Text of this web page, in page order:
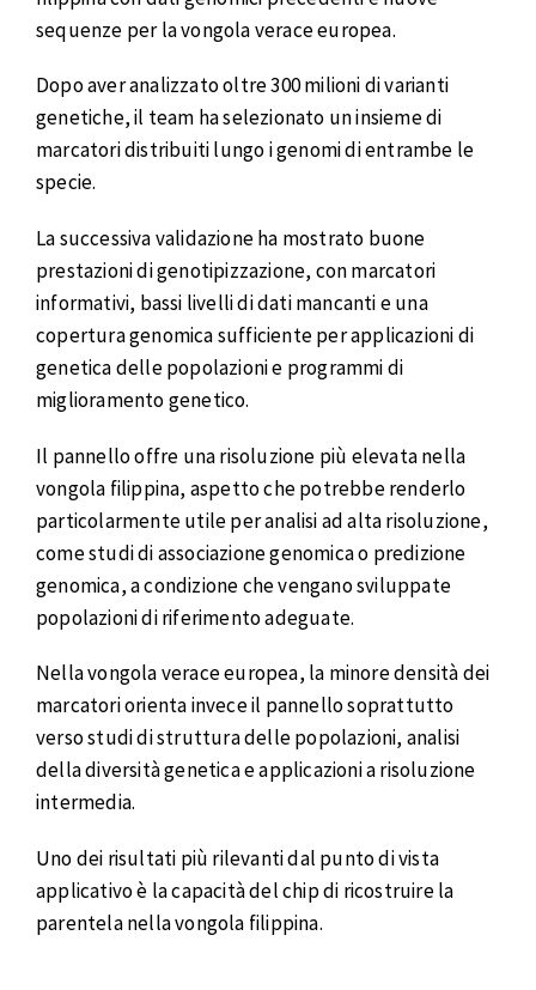
sequenze per la vongola verace europea.
Dopo aver analizzato oltre 300 milioni di varianti
genetiche, il team ha selezionato un insieme di
marcatori distribuiti lungo i genomi di entrambe le
specie.
La successiva validazione ha mostrato buone
prestazioni di genotipizzazione, con marcatori
informativi, bassi livelli di dati mancanti e una
copertura genomica sufficiente per applicazioni di
genetica delle popolazioni e programmi di
miglioramento genetico.
Il pannello offre una risoluzione più elevata nella
vongola filippina, aspetto che potrebbe renderlo
particolarmente utile per analisi ad alta risoluzione,
come studi di associazione genomica o predizione
genomica, a condizione che vengano sviluppate
popolazioni di riferimento adeguate.
Nella vongola verace europea, la minore densità dei
marcatori orienta invece il pannello soprattutto
verso studi di struttura delle popolazioni, analisi
della diversità genetica e applicazioni a risoluzione
intermedia.
Uno dei risultati più rilevanti dal punto di vista
applicativo è la capacità del chip di ricostruire la
parentela nella vongola filippina.